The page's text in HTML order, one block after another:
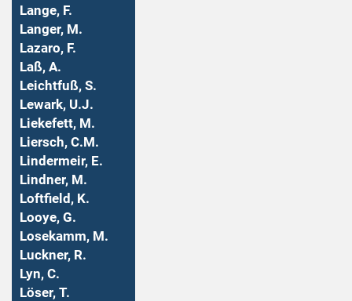
Lange, F.
Langer, M.
Lazaro, F.
Laß, A.
Leichtfuß, S.
Lewark, U.J.
Liekefett, M.
Liersch, C.M.
Lindermeir, E.
Lindner, M.
Loftfield, K.
Looye, G.
Losekamm, M.
Luckner, R.
Lyn, C.
Löser, T.